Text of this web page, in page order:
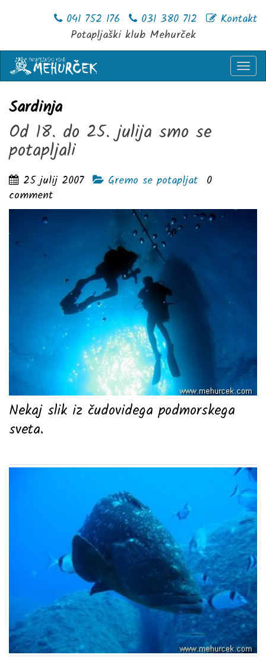
Kontakt
031 380 712
041 752 176
Potapljaški klub Mehurček
Sardinja
Od 18. do 25. julija smo se
potapljali
25 julij 2007 Gremo se potapljat 0
comment
Nekaj slik iz čudovidega podmorskega
sveta.